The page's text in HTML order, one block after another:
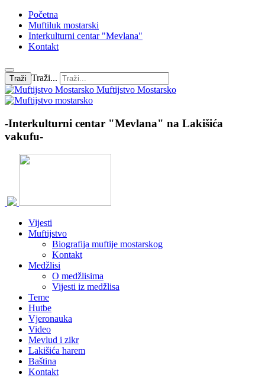
Početna
Muftiluk mostarski
Interkulturni centar "Mevlana"
Kontakt
Traži Traži...
Muftijstvo Mostarsko
-Interkulturni centar "Mevlana" na Lakišića
vakufu-
Vijesti
Muftijstvo
Biografija muftije mostarskog
Kontakt
Medžlisi
O medžlisima
Vijesti iz medžlisa
Teme
Hutbe
Vjeronauka
Video
Mevlud i zikr
Lakišića harem
Baština
Kontakt